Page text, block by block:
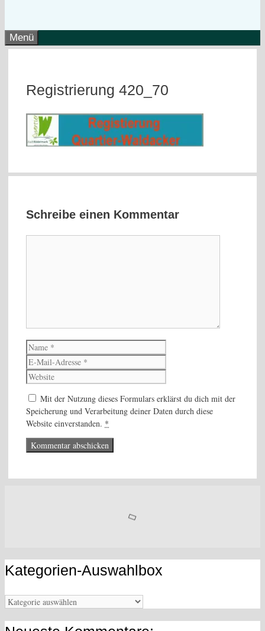
Menü
Registrierung 420_70
Schreibe einen Kommentar
Name
Mail-
Adresse
Mit der Nutzung dieses Formulars erklärst du dich mit der
Speicherung und Verarbeitung deiner Daten durch diese
Website einverstanden. *
Kategorien-Auswahlbox
Kategorien-